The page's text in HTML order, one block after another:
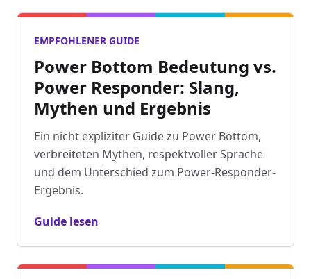
EMPFOHLENER GUIDE
Power Bottom Bedeutung vs.
Power Responder: Slang,
Mythen und Ergebnis
Ein nicht expliziter Guide zu Power Bottom,
verbreiteten Mythen, respektvoller Sprache
und dem Unterschied zum Power-Responder-
Ergebnis.
Guide lesen